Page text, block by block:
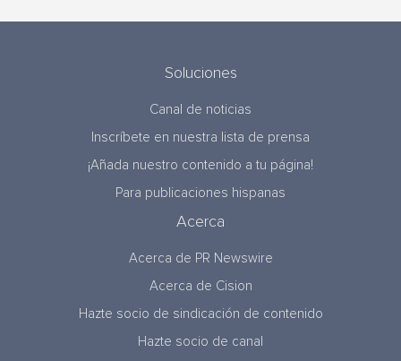
Soluciones
Canal de noticias
Inscríbete en nuestra lista de prensa
¡Añada nuestro contenido a tu página!
Para publicaciones hispanas
Acerca
Acerca de PR Newswire
Acerca de Cision
Hazte socio de sindicación de contenido
Hazte socio de canal